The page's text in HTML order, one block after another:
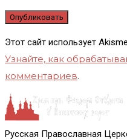
Этот сайт использует
Узнайте, как
комментариев.
Русская Православная